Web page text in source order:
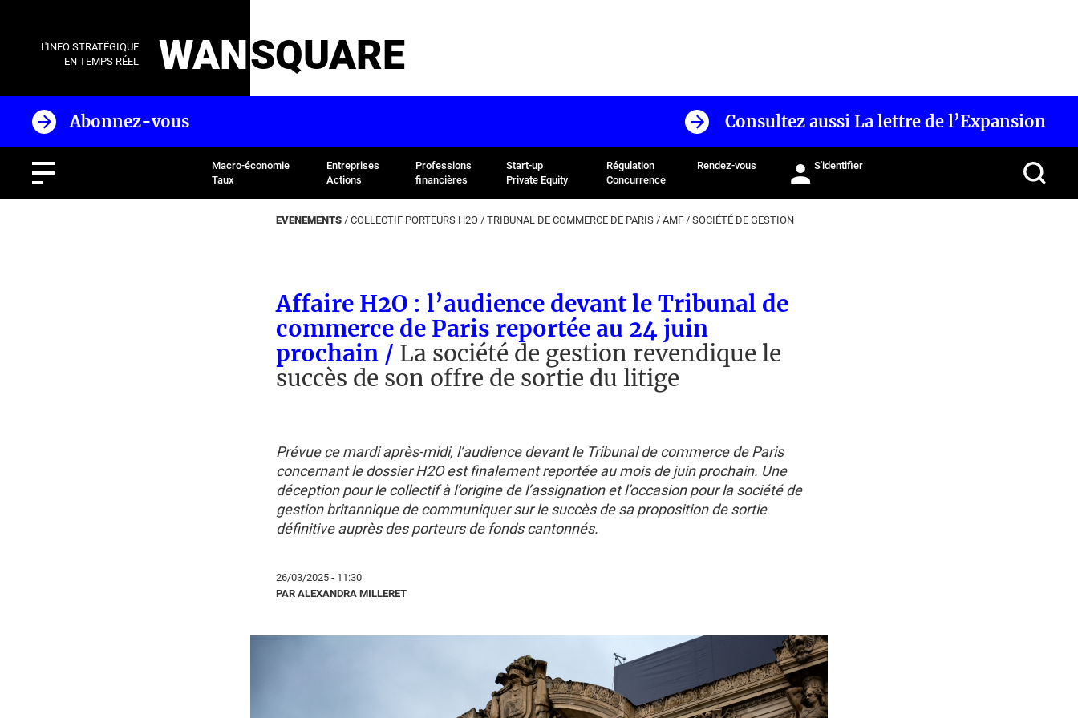
L'INFO STRATÉGIQUE
EN TEMPS RÉEL
WANSQUARE
Abonnez-vous Consultez aussi La lettre de l’Expansion
Macro-économie
Taux
Entreprises
Actions
Professions
financières
Start-up
Private Equity
Régulation
Concurrence
Rendez-vous S'identifier
EVENEMENTS / COLLECTIF PORTEURS H2O / TRIBUNAL DE COMMERCE DE PARIS / AMF / SOCIÉTÉ DE GESTION
Affaire H2O : l’audience devant le Tribunal de
commerce de Paris reportée au 24 juin
prochain / La société de gestion revendique le
succès de son offre de sortie du litige
Prévue ce mardi après-midi, l’audience devant le Tribunal de commerce de Paris
concernant le dossier H2O est finalement reportée au mois de juin prochain. Une
déception pour le collectif à l’origine de l’assignation et l’occasion pour la société de
gestion britannique de communiquer sur le succès de sa proposition de sortie
définitive auprès des porteurs de fonds cantonnés.
26/03/2025 - 11:30
PAR ALEXANDRA MILLERET